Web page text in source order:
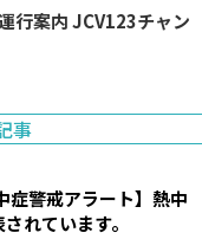
チャン
事
症警戒アラート】熱中
れています。